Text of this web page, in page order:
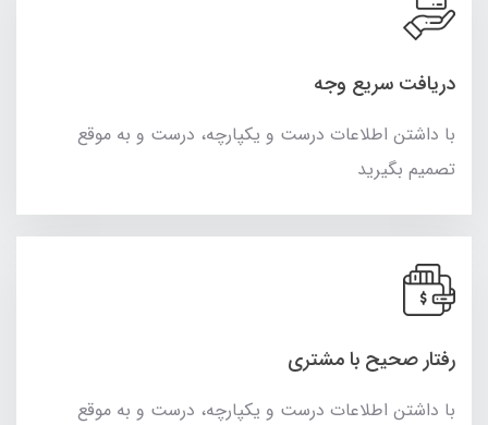
دریافت سریع وجه
با داشتن اطلاعات درست و یکپارچه، درست و به موقع
تصمیم بگیرید
رفتار صحیح با مشتری
با داشتن اطلاعات درست و یکپارچه، درست و به موقع